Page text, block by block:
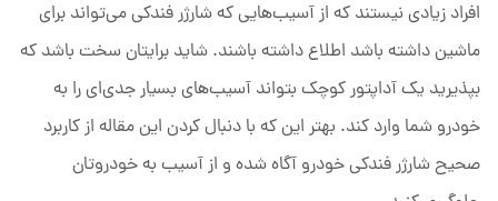
افراد زیادی نیستند که از آسیب‌هایی که شارژر فندکی می‌تواند برای
ماشین داشته باشد اطلاع داشته باشند. شاید برایتان سخت باشد که
بپذیرید یک آداپتور کوچک بتواند آسیب‌های بسیار جدی‌ای را به
خودرو شما وارد کند. بهتر این که با دنبال کردن این مقاله از کاربرد
صحیح شارژر فندکی خودرو آگاه شده و از آسیب به خودروتان